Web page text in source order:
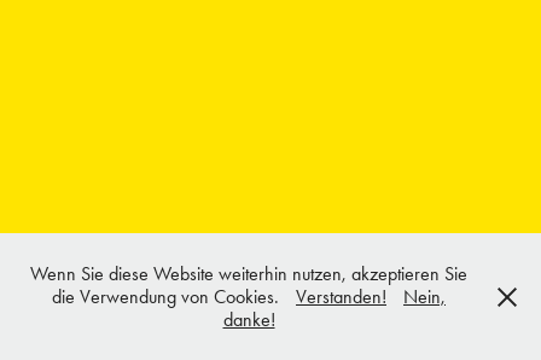
Wenn Sie diese Website weiterhin nutzen, akzeptieren Sie
die Verwendung von Cookies.
Verstanden!
Nein,
danke!